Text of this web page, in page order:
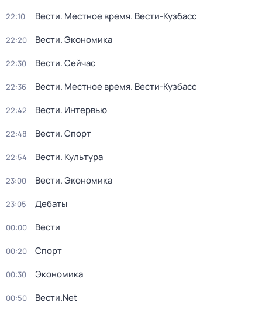
22:10 Вести. Местное время. Вести-Кузбасс
22:20 Вести. Экономика
22:30 Вести. Сейчас
22:36 Вести. Местное время. Вести-Кузбасс
22:42 Вести. Интервью
22:48 Вести. Спорт
22:54 Вести. Культура
23:00 Вести. Экономика
23:05 Дебаты
00:00 Вести
00:20 Спорт
00:30 Экономика
00:50 Вести.Net